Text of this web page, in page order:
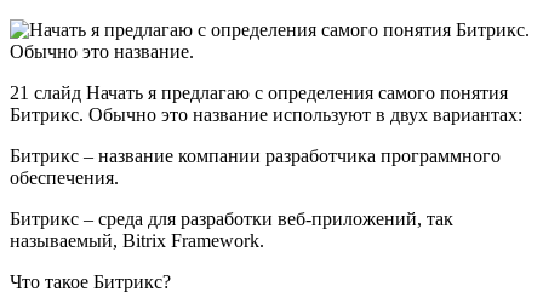
21 слайд Начать я предлагаю с определения самого понятия
Битрикс. Обычно это название используют в двух вариантах:
Битрикс – название компании разработчика программного
обеспечения.
Битрикс – среда для разработки веб-приложений, так
называемый, Bitrix Framework.
Что такое Битрикс?